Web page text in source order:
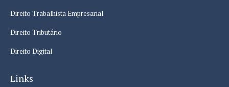
Direito Trabalhista Empresarial
Direito Tributário
Direito Digital
Links